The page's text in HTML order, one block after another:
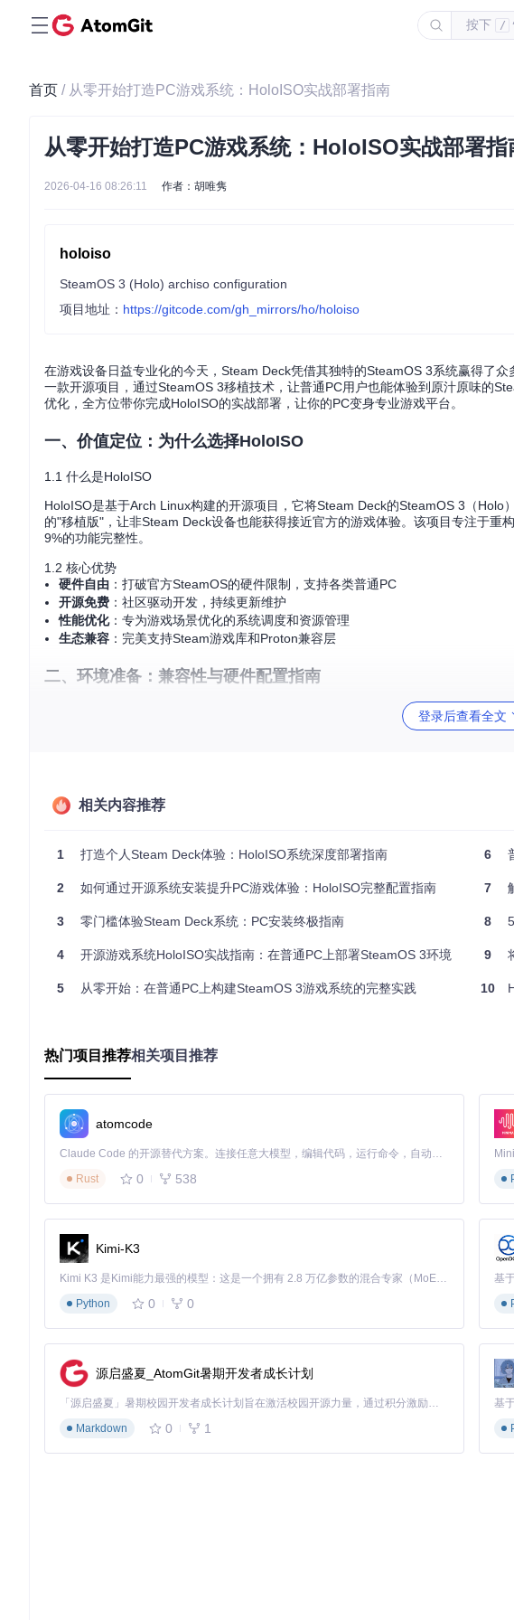
按下 /
首页 / 从零开始打造PC游戏系统：HoloISO实战部署指南
从零开始打造PC游戏系统：HoloISO实战部署指
2026-04-16 08:26:11 作者：胡唯隽
holoiso
SteamOS 3 (Holo) archiso configuration
项目地址： https://gitcode.com/gh_mirrors/ho/holoiso
在游戏设备日益专业化的今天，Steam Deck凭借其独特的SteamOS 3系统赢得了
一款开源项目，通过SteamOS 3移植技术，让普通PC用户也能体验到原汁原味的
优化，全方位带你完成HoloISO的实战部署，让你的PC变身专业游戏平台。
一、价值定位：为什么选择HoloISO
1.1 什么是HoloISO
HoloISO是基于Arch Linux构建的开源项目，它将Steam Deck的SteamOS 3（
的"移植版"，让非Steam Deck设备也能获得接近官方的游戏体验。该项目专注于
9%的功能完整性。
1.2 核心优势
硬件自由 ：打破官方SteamOS的硬件限制，支持各类普通PC
开源免费 ：社区驱动开发，持续更新维护
性能优化：专为游戏场景优化的系统调度和资源管理
生态兼容 ：完美支持Steam游戏库和Proton兼容层
二、环境准备：兼容性与硬件配置指南
[ ] 支持UEFI启动模式（统一可扩展固件接口，替代传统BIOS的新一代启动方式）
📌 兼容配置
[ ] AMD 5000系列及以上CPU
[ ] 1080p/1440p分辨率显示器
[ ] SATA接口固态硬盘（≥256GB）
📌 不推荐配置
[ ] NVIDIA显卡（功能支持有限）
[ ] 7000系列AMD CPU（存在兼容性问题）
[ ] 机械硬盘（加载速度较慢）
2.2 最低系统要求
内存：4GB（建议8GB以上）
存储：64GB可用空间
外部设备：4GB以上容量U盘
[!WARNING] 避坑指南
确保在BIOS设置中禁用安全启动，否则可能导致安装失败
7000系列AMD CPU用户建议等待包含linux-zen内核的版本
NVIDIA显卡用户需注意：虽然部分功能可用，但不提供技术支持
三、实施步骤：五步法部署HoloISO
访问项目仓库获取最新HoloISO镜像
准备一个4GB以上的空白U盘
确认目标PC已满足最低系统要求
🔧 新手提示：镜像文件通常较大（4GB左右），建议使用下载工具确保完整性
3.2 制作启动盘
使用以下任一工具将ISO文件写入U盘：
登录后查看全文
相关内容推荐
1 打造个人Steam Deck体验：HoloISO系统深度部署指南
2 如何通过开源系统安装提升PC游戏体验：HoloISO完整配置指南
3 零门槛体验Steam Deck系统：PC安装终极指南
4 开源游戏系统HoloISO实战指南：在普通PC上部署SteamOS 3环境
5 从零开始：在普通PC上构建SteamOS 3游戏系统的完整实践
6
7
8
9
10
热门项目推荐相关项目推荐
atomcode
Claude Code 的开源替代方案。连接任意大模型，编辑代码，运行命令，自动验证 — 全自动执行。用 Rust 构建，极致性能。 ｜ An open-source alternative to Claude Code. Connect any LLM, edit code, run commands, and verify changes — autonomously. Built in Rust for speed. Get Started
Rust
0 538
Kimi-K3
Kimi K3 是Kimi能力最强的模型：这是一个拥有 2.8 万亿参数的混合专家（MoE）模型，具备原生视觉理解能力，并支持 100 万 token 的上下文窗口。
Python
0 0
基
源启盛夏_AtomGit暑期开发者成长计划
「源启盛夏」暑期校园开发者成长计划旨在激活校园开源力量，通过积分激励、认证扶持、资源倾斜等形式，引导高校组织和开发者完成「入驻 — 建项目 — 做贡献 — 获认证 — 得资源」的完整闭环。无论你是想带领社团入驻平台的组织者，还是希望用代码贡献证明自己的开发者，都能在这里找到属于你的成长路径。
Markdown
0 1